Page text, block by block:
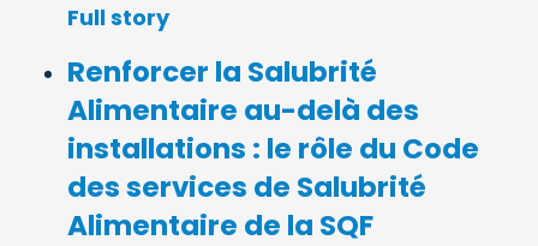
Full story
Renforcer la Salubrité
Alimentaire au-delà des
installations : le rôle du Code
des services de Salubrité
Alimentaire de la SQF